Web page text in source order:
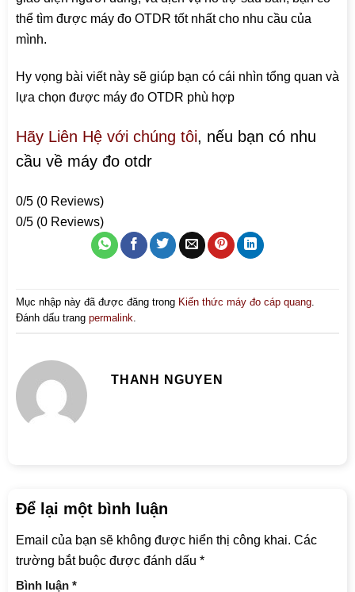
thể tìm được máy đo OTDR tốt nhất cho nhu cầu của
mình.
Hy vọng bài viết này sẽ giúp bạn có cái nhìn tổng quan và
lựa chọn được máy đo OTDR phù hợp
Hãy Liên Hệ với chúng tôi, nếu bạn có nhu
cầu về máy đo otdr
0/5 (0 Reviews)
0/5 (0 Reviews)
Mục nhập này đã được đăng trong Kiến thức máy đo cáp quang.
Đánh dấu trang permalink.
THANH NGUYEN
Để lại một bình luận
Email của bạn sẽ không được hiển thị công khai. Các
trường bắt buộc được đánh dấu *
Bình luận *